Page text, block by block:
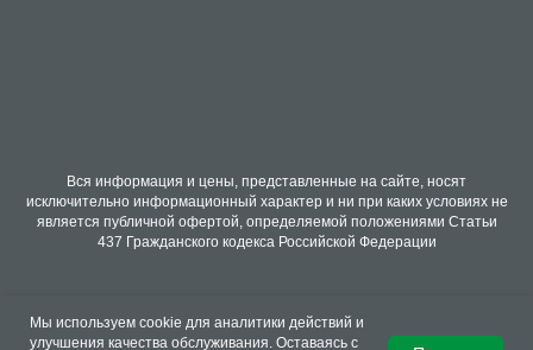
Вся информация и цены, представленные на сайте, носят
исключительно информационный характер и ни при каких условиях не
является публичной офертой, определяемой положениями Статьи
437 Гражданского кодекса Российской Федерации
Мы используем cookie для аналитики действий и
улучшения качества обслуживания. Оставаясь с